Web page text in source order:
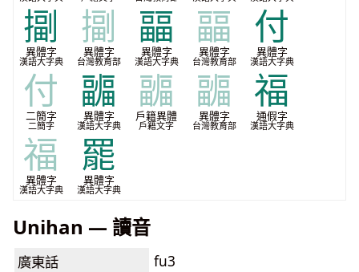
㨽
異體字
漢語大字典
㨽
異體字
台灣教育部
㽬
異體字
漢語大字典
㽬
異體字
台灣教育部
付
異體字
漢語大字典
付
二簡字
二簡字
疈
異體字
漢語大字典
疈
戶籍異體
戶籍文字
疈
異體字
台灣教育部
福
通假字
漢語大字典
福
異體字
漢語大字典
罷
異體字
漢語大字典
Unihan — 讀音
廣東話
fu3